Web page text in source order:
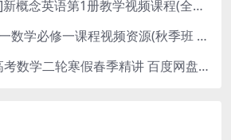
[胡金铭 Diana]新概念英语第1册教学视频课程(全集 百度网盘下载)
2022赵礼显高一数学必修一课程视频资源(秋季班 含讲义)百度网盘云
胡源2024届高考数学二轮寒假春季精讲 百度网盘分享